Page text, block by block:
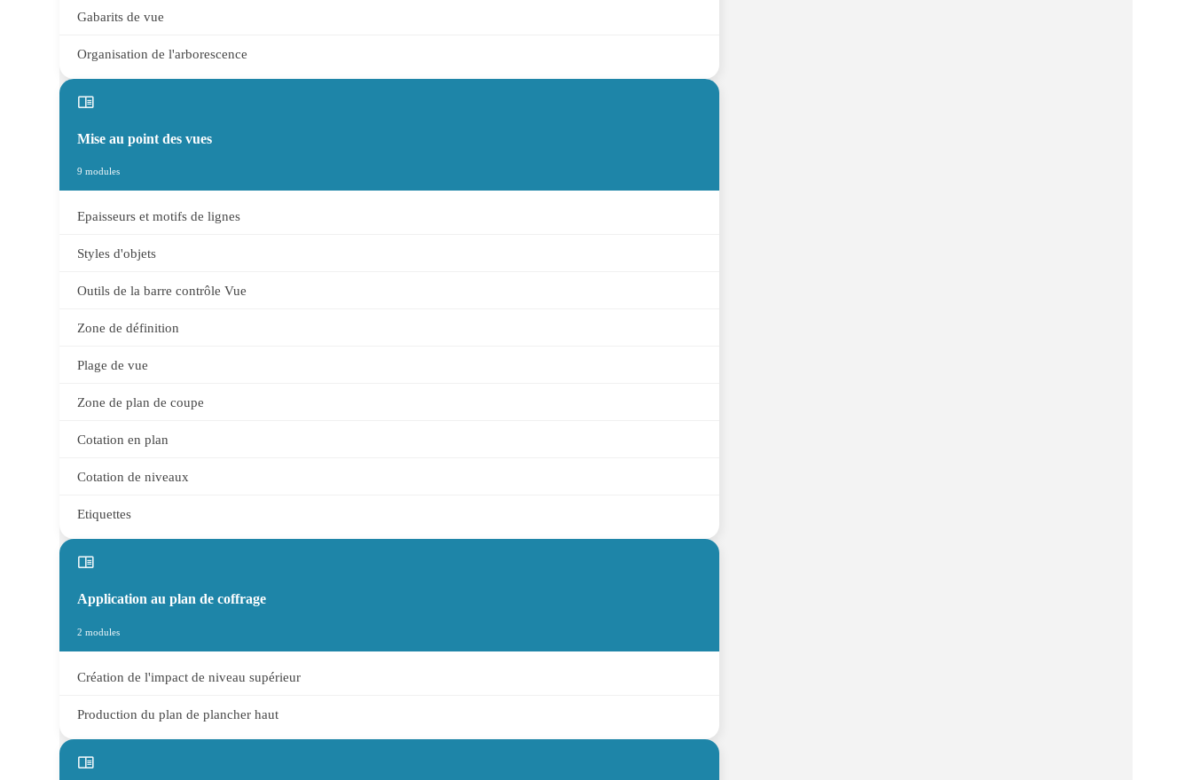
Gabarits de vue
Organisation de l'arborescence
Mise au point des vues
9 modules
Epaisseurs et motifs de lignes
Styles d'objets
Outils de la barre contrôle Vue
Zone de définition
Plage de vue
Zone de plan de coupe
Cotation en plan
Cotation de niveaux
Etiquettes
Application au plan de coffrage
2 modules
Création de l'impact de niveau supérieur
Production du plan de plancher haut